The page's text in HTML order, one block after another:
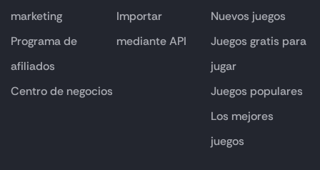
marketing
Programa de
afiliados
Centro de negocios
Importar
mediante API
Nuevos juegos
Juegos gratis para
jugar
Juegos populares
Los mejores
juegos